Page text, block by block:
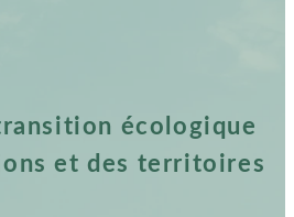
écologique
et des territoires